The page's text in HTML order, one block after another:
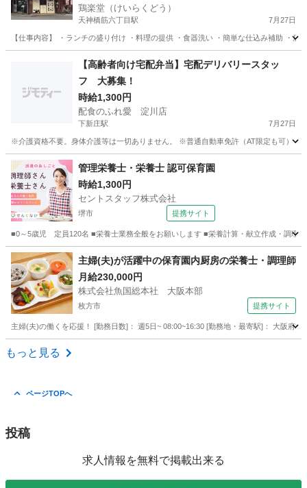
鶏楽堂（けいらくどう）
天神橋筋六丁目駅 7月27日
【仕事内容】 ・ランチの盛り付け ・料理の提供 ・食器洗い ・簡単な仕込み補助 ・
天神橋筋六丁目駅 キッチン
【高齢者向け宅配弁当】宅配デリバリースタッ
フ 大募集！
時給1,300円
配食のふれ愛 淀川店
下新庄駅 7月27日
※介護資格不要。身体介護等は一切ありません。 ※普通自動車免許（AT限定も可） (
大阪 大阪市 下新庄駅 飲食 スタッフ
管理栄養士・栄養士 認可保育園
時給1,300円
セントスタッフ株式会社
堺市 提携サイト
■0～5歳児 定員120名 ■栄養士業務全般をお願いします ■栄養計算・献立作成・調
大阪 堺市 その他
主婦(夫)が活躍中の保育園内厨房の栄養士・調理師
月給230,000円
株式会社魚国総本社 大阪本部
枚方市 提携サイト
主婦(夫)の働くを応援！ [勤務日数]： 週5日~ 08:00~16:30 [勤務地・最寄駅]： 大阪府
大阪 枚方市
もっと見る
ページTOPへ
投稿
求人情報を無料で掲載出来る